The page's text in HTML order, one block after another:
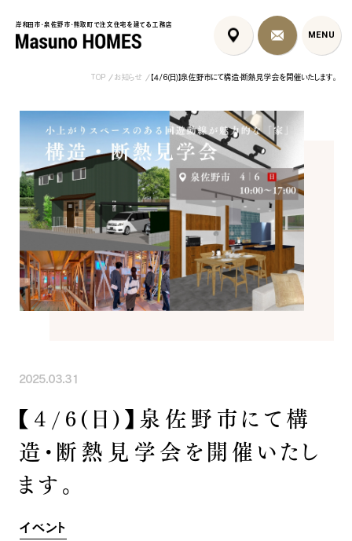
岸和田市・泉佐野市・熊取町で注文住宅を建てる工務店
MENU
MENU
岸和田市・泉佐野市・熊取町で注文住宅を建てる工務店
泉佐野市の北欧デザイン注文
住宅｜自然素材と...
泉佐野市の共働き夫婦向け注
文住宅｜家事ラク...
フレンチカントリ
喰壁とペット...
コンセプト
はじめに
5つの約束
標準仕様
家づくりの流れ
施工事例
INFORMATION
社長ブログ
お知らせ
家づくり相談会
スタッフ紹介
お客様の声
TOP お知らせ 【4/6(日)】泉佐野市にて構造・断熱見学会を開催いたします。
2025.03.31
【4/6(日)】泉佐野市にて構
造・断熱見学会を開催いたし
ます。
イベント